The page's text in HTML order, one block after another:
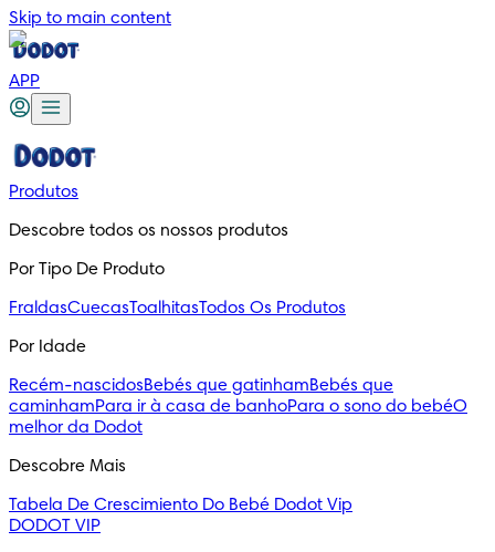
Skip to main content
APP
Produtos
Descobre todos os nossos produtos
Por Tipo De Produto
FraldasCuecasToalhitasTodos Os Produtos
Por Idade
Recém-nascidosBebés que gatinhamBebés que
caminhamPara ir à casa de banhoPara o sono do bebéO
melhor da Dodot
Descobre Mais
Tabela De Crescimiento Do Bebé Dodot Vip
DODOT VIP